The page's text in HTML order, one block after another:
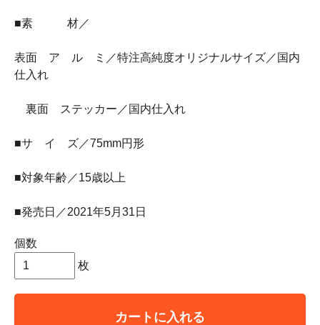
■素 材／
表面 ア ル ミ／特注高純度オリジナルサイズ／国内
仕入れ
裏面 ステッカー／国内仕入れ
■サ イ ズ／75mm円形
■対象年齢／15歳以上
■発売日／2021年5月31日
個数
枚
カートに入れる